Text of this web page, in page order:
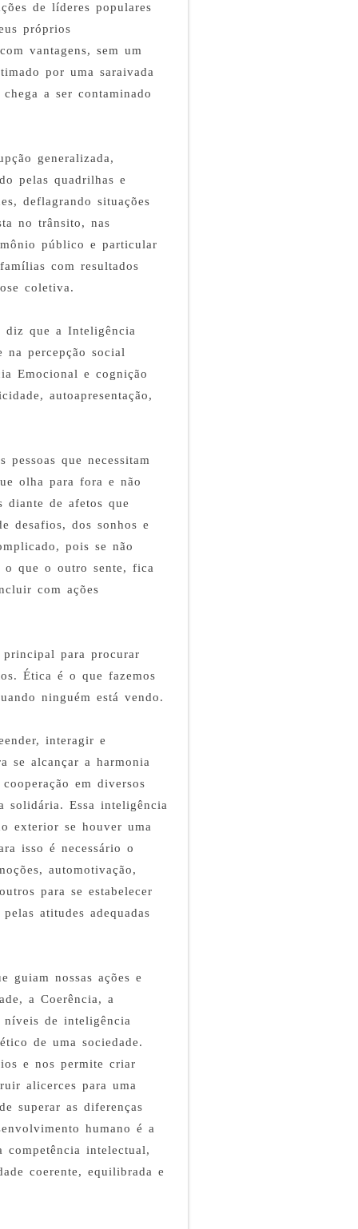
de líderes populares
próprios
vantagens, sem um
por uma saraivada
a ser contaminado
generalizada,
pelas quadrilhas e
deflagrando situações
no trânsito, nas
público e particular
com resultados
coletiva.
diz que a Inteligência
na percepção social
Emocional e cognição
autoapresentação,
que necessitam
olha para fora e não
diante de afetos que
desafios, dos sonhos e
pois se não
o que o outro sente, fica
com ações
para procurar
Ética é o que fazemos
ninguém está vendo.
interagir e
se alcançar a harmonia
em diversos
solidária. Essa inteligência
exterior se houver uma
isso é necessário o
automotivação,
para se estabelecer
atitudes adequadas
guiam nossas ações e
a Coerência, a
níveis de inteligência
de uma sociedade.
e nos permite criar
alicerces para uma
superar as diferenças
humano é a
competência intelectual,
coerente, equilibrada e